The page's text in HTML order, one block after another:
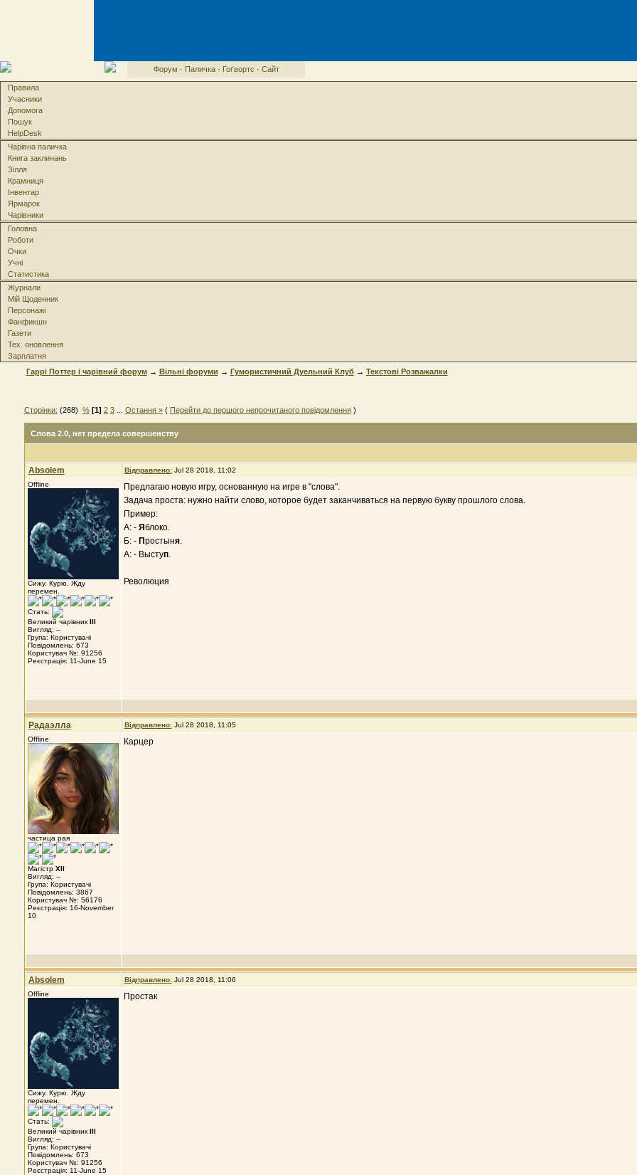
Форум · Паличка· Гоґвортс · Сайт
Правила
Учасники
Допомога
Пошук
HelpDesk
Чарівна паличка
Книга заклинань
Зілля
Крамниця
Інвентар
Ярмарок
Чарівники
Головна
Роботи
Очки
Учні
Статистика
Журнали
Мій Щоденник
Персонажі
Фанфикшн
Газети
Тех. оновлення
Зарплатня
Гаррі Поттер і чарівний форум→ Вільні форуми → Гумористичний Дуельний Клуб→ Текстові Розважалки
Сторінки: (268) % [1] 2 3... Остання »( Перейти до першого непрочитаного повідомлення)
Слова 2.0, нет предела совершенству
Absolem Відправлено: Jul 28 2018, 11:02
Offline
Сижу. Курю. Жду
перемен.
Стать:
Великий чарівник III
Вигляд: --
Група: Користувачі
Повідомлень: 673
Користувач №: 91256
Реєстрація: 11-June 15
Предлагаю новую игру, основанную на игре в "слова".
Задача проста: нужно найти слово, которое будет заканчиваться на первую букву прошлого слова.
Пример:
А: - Я блоко.
Б: - Простыня.
А: - Выступ.
Революция
Радаэлла Відправлено: Jul 28 2018, 11:05
Offline
частица рая
Магістр XII
Вигляд: --
Група: Користувачі
Повідомлень: 3867
Користувач №: 56176
Реєстрація: 16-November
10
Карцер
Absolem Відправлено: Jul 28 2018, 11:06
Offline
Сижу. Курю. Жду
перемен.
Стать:
Великий чарівник III
Вигляд: --
Група: Користувачі
Повідомлень: 673
Користувач №: 91256
Реєстрація: 11-June 15
Простак